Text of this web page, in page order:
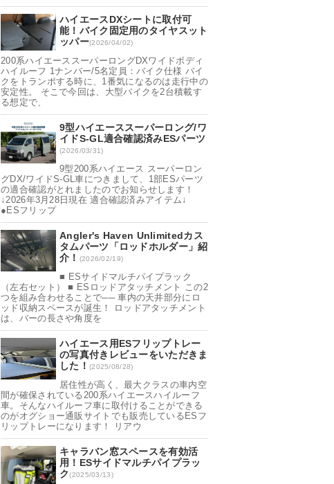
ハイエースDXシートに取付可
能！バイク固定用のタイヤスット
ッパー(2026/04/02)
200系ハイエーススーパーロングDXワイドボディ
ハイルーフ 1ナンバー/5名定員：バイク仕様 バイ
クをトランポする時に、1番気になるのは走行中の
安定性。 そこで今回は、大型バイクを2台積載す
る想定で、
9型ハイエーススーパーロング/ワ
イドS-GL適合確認済みESパーツ
(2026/03/31)
9型200系ハイエース スーパーロン
グDX/ワイドS-GL車につきまして、1部ESパーツ
の適合確認がとれましたのでお知らせします！
↓2026年3月28日現在 適合確認済みアイテム↓
●ESフリップ
Angler's Haven Unlimitedカス
タムパーツ「ロッドホルダー」紹
介！ (2026/02/19)
■ ESサイドマルチパイプラック
（左右セット） ■ ESロッドアタッチメント この2
つを組み合わせることで── 車内の天井部分にロ
ッド収納スペースが誕生！ ロッドアタッチメント
は、バーの長さや角度を
ハイエース用ESフリップトレー
の写真付きレビューをいただきま
した！ (2025/08/28)
居住性が高く、最大クラスの車内空
間が確保されている200系ハイエースハイルーフ
車。そんなハイルーフ車に取付けることができる
のがオグショー通販サイトでも販売しているESフ
リップトレーになります！ リアウ
キャラバン窓スペースを有効活
用！ESサイドマルチパイプラッ
ク(2025/03/13)